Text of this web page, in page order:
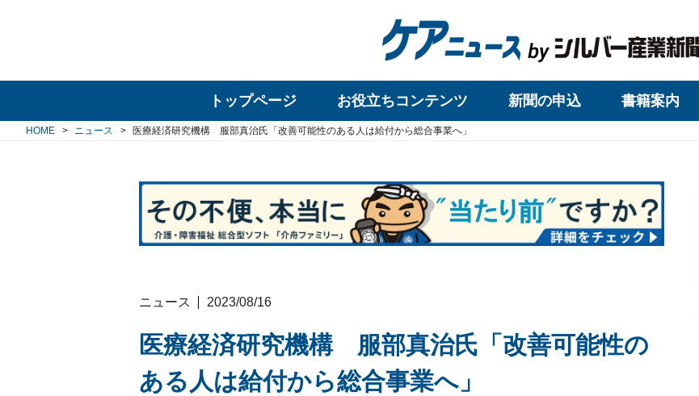
トップページ お役立ちコンテンツ 新聞の申込 書籍案内
HOME ニュース 医療経済研究機構 服部真治氏「改善可能性のある人は給付から総合事業へ」
ニュース 2023/08/16
医療経済研究機構 服部真治氏「改善可能性の
ある人は給付から総合事業へ」